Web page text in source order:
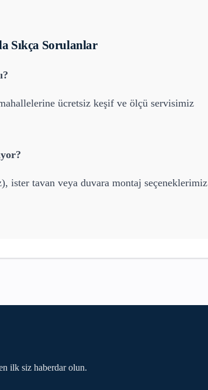
Sıkça Sorulanlar
ücretsiz keşif ve ölçü servisimiz
ister tavan veya duvara montaj seçeneklerimiz
ilk siz haberdar olun.